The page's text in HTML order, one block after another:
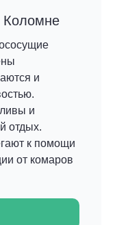
Коломне
и
и
отдых.
к помощи
от комаров